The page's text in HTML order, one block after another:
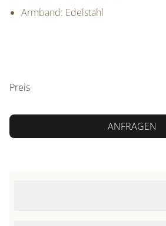
Armband: Edelstahl
Preis
ANFRAGEN